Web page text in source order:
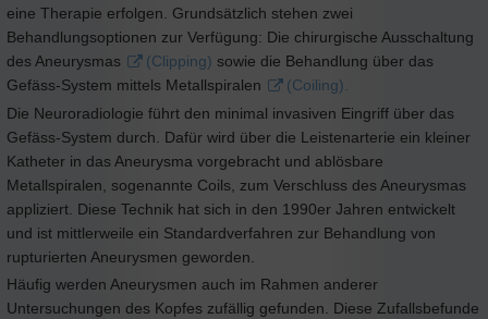
eine Therapie erfolgen. Grundsätzlich stehen zwei
Behandlungsoptionen zur Verfügung: Die chirurgische Ausschaltung
des Aneurysmas
(Clipping) sowie die Behandlung über das
Gefäss-System mittels Metallspiralen
(Coiling).
Die Neuroradiologie führt den minimal invasiven Eingriff über das
Gefäss-System durch. Dafür wird über die Leistenarterie ein kleiner
Katheter in das Aneurysma vorgebracht und ablösbare
Metallspiralen, sogenannte Coils, zum Verschluss des Aneurysmas
appliziert. Diese Technik hat sich in den 1990er Jahren entwickelt
und ist mittlerweile ein Standardverfahren zur Behandlung von
rupturierten Aneurysmen geworden.
Häufig werden Aneurysmen auch im Rahmen anderer
Untersuchungen des Kopfes zufällig gefunden. Diese Zufallsbefunde